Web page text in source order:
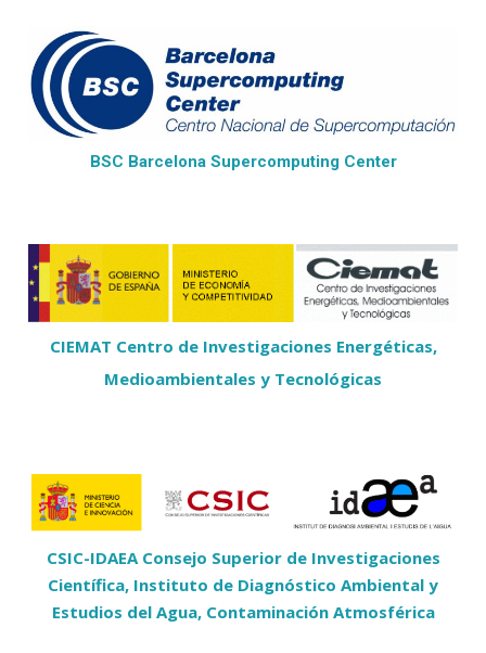
BSC Barcelona Supercomputing Center
CIEMAT Centro de Investigaciones Energéticas,
Medioambientales y Tecnológicas
CSIC-IDAEA Consejo Superior de Investigaciones
Científica, Instituto de Diagnóstico Ambiental y
Estudios del Agua, Contaminación Atmosférica